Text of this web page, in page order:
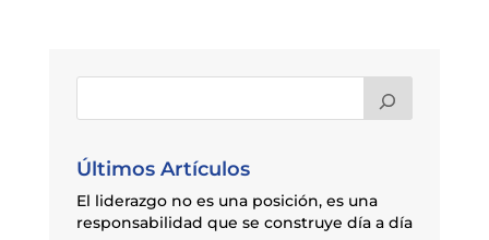
Últimos Artículos
El liderazgo no es una posición, es una
responsabilidad que se construye día a día